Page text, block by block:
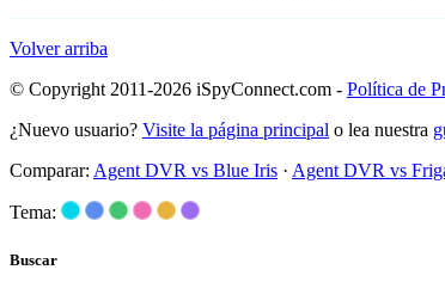
Volver arriba
© Copyright 2011-2026 iSpyConnect.com - Política de
¿Nuevo usuario? Visite la página principal o lea nuestra
Comparar: Agent DVR vs Blue Iris · Agent DVR vs
Tema:
Buscar